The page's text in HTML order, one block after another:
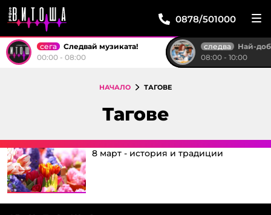
0878/501000
сега
Следвай музиката!
00:00 - 08:00
следва
Най-доброто от
08:00 - 10:00
НАЧАЛО ТАГОВЕ
Тагове
8 март - история и традиции